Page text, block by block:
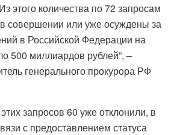
этого количества по 72 запросам
совершении или уже осуждены за
в Российской Федерации на
500 миллиардов рублей”, –
генерального прокурора РФ
запросов 60 уже отклонили, в
с предоставлением статуса